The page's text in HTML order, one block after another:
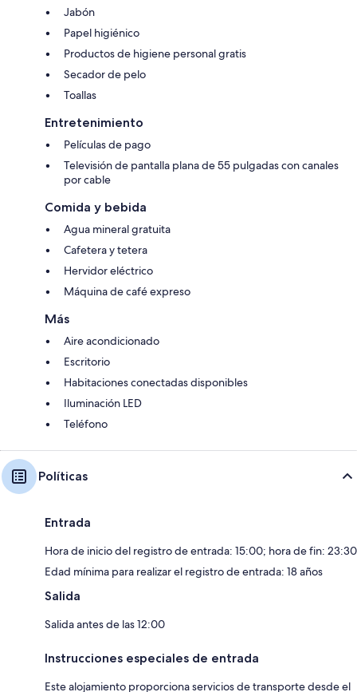
Jabón
Papel higiénico
Productos de higiene personal gratis
Secador de pelo
Toallas
Entretenimiento
Películas de pago
Televisión de pantalla plana de 55 pulgadas con canales
por cable
Comida y bebida
Agua mineral gratuita
Cafetera y tetera
Hervidor eléctrico
Máquina de café expreso
Más
Aire acondicionado
Escritorio
Habitaciones conectadas disponibles
Iluminación LED
Teléfono
Políticas
Entrada
Hora de inicio del registro de entrada: 15:00; hora de fin: 23:30
Edad mínima para realizar el registro de entrada: 18 años
Salida
Salida antes de las 12:00
Instrucciones especiales de entrada
Este alojamiento proporciona servicios de transporte desde el